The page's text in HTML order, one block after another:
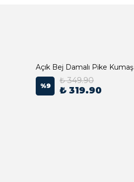
Açık Bej Damalı Pike Kumaş
%9
₺ 349.90
₺ 319.90